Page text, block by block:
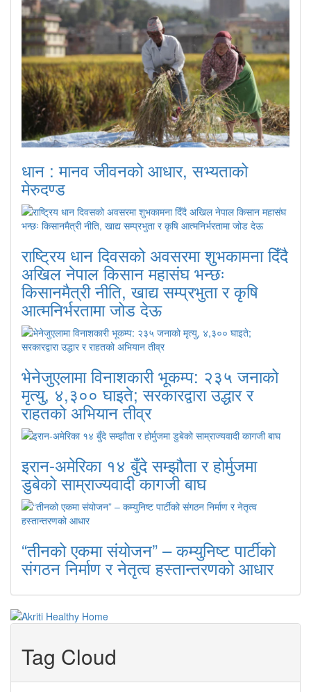
धान : मानव जीवनको आधार, सभ्यताको
मेरुदण्ड
राष्ट्रिय धान दिवसको अवसरमा शुभकामना दिँदै
अखिल नेपाल किसान महासंघ भन्छः
किसानमैत्री नीति, खाद्य सम्प्रभुता र कृषि
आत्मनिर्भरतामा जोड देऊ
भेनेजुएलामा विनाशकारी भूकम्प: २३५ जनाको
मृत्यु, ४,३०० घाइते; सरकारद्वारा उद्धार र
राहतको अभियान तीव्र
इरान-अमेरिका १४ बुँदे सम्झौता र होर्मुजमा
डुबेको साम्राज्यवादी कागजी बाघ
“तीनको एकमा संयोजन” – कम्युनिष्ट पार्टीको
संगठन निर्माण र नेतृत्व हस्तान्तरणको आधार
Tag Cloud